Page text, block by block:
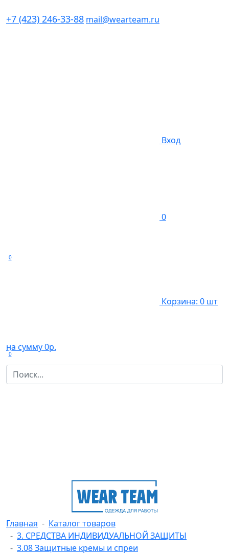
+7 (423) 246-33-88 mail@wearteam.ru
Вход
0
0
Корзина: 0 шт
на сумму 0р.
0
Главная
Каталог товаров
3. СРЕДСТВА ИНДИВИДУАЛЬНОЙ ЗАЩИТЫ
3.08 Защитные кремы и спреи